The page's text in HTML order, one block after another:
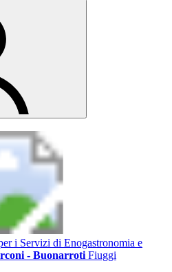
i Servizi di Enogastronomia e
- Buonarroti Fiuggi